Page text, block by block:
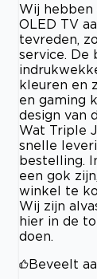
Wij hebben
OLED TV
tevreden,
service. De
kleuren en
en gaming
design van
Wat Triple
snelle
bestelling.
een gok
winkel te
Wij zijn
hier in de
doen.
Beveelt